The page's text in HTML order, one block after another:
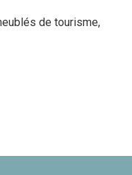
de tourisme,